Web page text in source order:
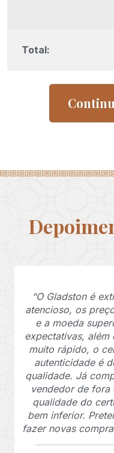
“O Gladston é
atencioso, os
e a moeda
expectativas, além
muito rápido, o
autenticidade é
qualidade. Já
vendedor de fora
qualidade do
bem inferior.
fazer novas